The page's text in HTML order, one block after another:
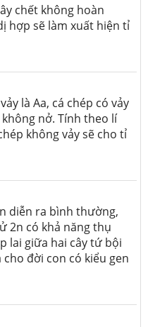
chết không hoàn
hợp sẽ làm xuất hiện tỉ
là Aa, cá chép có vảy
nở. Tính theo lí
không vảy sẽ cho tỉ
diễn ra bình thường,
2n có khả năng thụ
lai giữa hai cây tứ bội
cho đời con có kiểu gen